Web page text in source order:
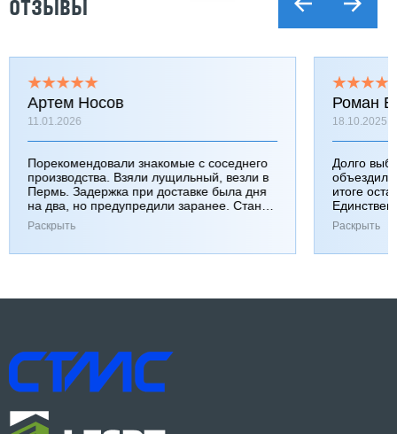
ОТЗЫВЫ
Артем Носов
11.01.2026
Порекомендовали знакомые с соседнего
производства. Взяли лущильный, везли в
Пермь. Задержка при доставке была дня
на два, но предупредили заранее. Станок
работает хорошо, к качеству вопросов нет.
Раскрыть
Роман
18.10.2025
Долго
итоге
Раскрыть